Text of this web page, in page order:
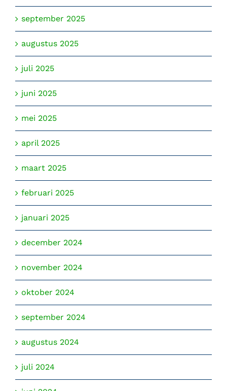
september 2025
augustus 2025
juli 2025
juni 2025
mei 2025
april 2025
maart 2025
februari 2025
januari 2025
december 2024
november 2024
oktober 2024
september 2024
augustus 2024
juli 2024